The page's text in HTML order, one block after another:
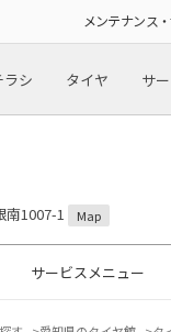
メンテナンス
シ タイヤ サ
1007-1 Map
サービスメニュー